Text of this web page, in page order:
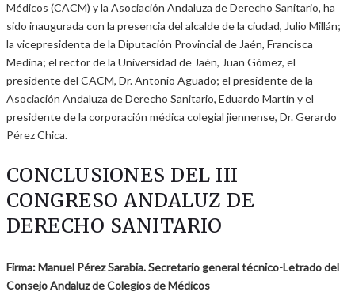
Médicos (CACM) y la Asociación Andaluza de Derecho Sanitario, ha
sido inaugurada con la presencia del alcalde de la ciudad, Julio Millán;
la vicepresidenta de la Diputación Provincial de Jaén, Francisca
Medina; el rector de la Universidad de Jaén, Juan Gómez, el
presidente del CACM, Dr. Antonio Aguado; el presidente de la
Asociación Andaluza de Derecho Sanitario, Eduardo Martín y el
presidente de la corporación médica colegial jiennense, Dr. Gerardo
Pérez Chica.
CONCLUSIONES DEL III
CONGRESO ANDALUZ DE
DERECHO SANITARIO
Firma: Manuel Pérez Sarabia. Secretario general técnico-Letrado del
Consejo Andaluz de Colegios de Médicos